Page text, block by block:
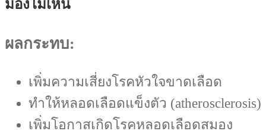
มองไม่เห็น
ผลกระทบ:
เพิ่มความเสี่ยงโรคหัวใจขาดเลือด
ทำให้หลอดเลือดแข็งตัว (atherosclerosis)
เพิ่มโอกาสเกิดโรคหลอดเลือดสมอง